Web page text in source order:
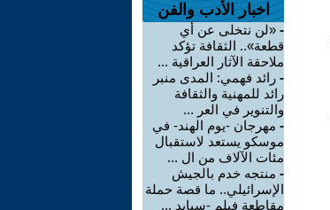
اخبار الأدب والفن
- «لن نتخلى عن أي
قطعة».. الثقافة تؤكد
ملاحقة الآثار العراقية ...
- رائد فهمي: المدى منبر
رائد للمهنية والثقافة
والتنوير في العر ...
- مهرجان -يوم الهند- في
موسكو يستعد لاستقبال
مئات الآلاف من ال ...
- منتجه خدم بالجيش
الإسرائيلي.. ما قصة حملة
مقاطعة فيلم -سبايد ...